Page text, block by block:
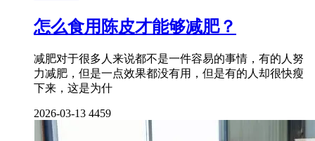
怎么食用陈皮才能够减肥？
减肥对于很多人来说都不是一件容易的事情，有的人努
力减肥，但是一点效果都没有用，但是有的人却很快瘦
下来，这是为什
2026-03-13 4459